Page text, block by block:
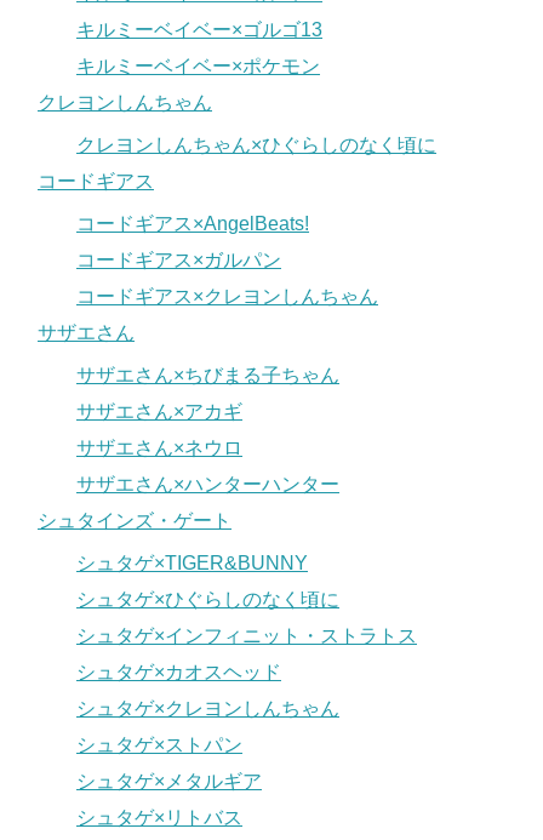
キルミーベイベー×ゴルゴ13
キルミーベイベー×ポケモン
クレヨンしんちゃん
クレヨンしんちゃん×ひぐらしのなく頃に
コードギアス
コードギアス×AngelBeats!
コードギアス×ガルパン
コードギアス×クレヨンしんちゃん
サザエさん
サザエさん×ちびまる子ちゃん
サザエさん×アカギ
サザエさん×ネウロ
サザエさん×ハンターハンター
シュタインズ・ゲート
シュタゲ×TIGER&BUNNY
シュタゲ×ひぐらしのなく頃に
シュタゲ×インフィニット・ストラトス
シュタゲ×カオスヘッド
シュタゲ×クレヨンしんちゃん
シュタゲ×ストパン
シュタゲ×メタルギア
シュタゲ×リトバス